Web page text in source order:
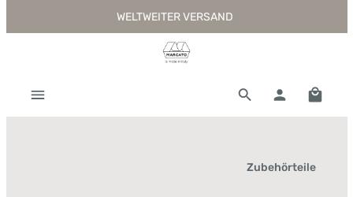
Zum Hauptinhalt springenWELTWEITER VERSAND
Zubehörteile